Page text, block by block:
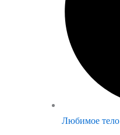
Любимое тело